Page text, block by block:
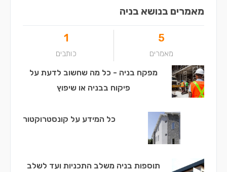
מאמרים בנושא בניה
5
מאמרים
1
כותבים
מפקח בניה - כל מה שחשוב לדעת על
פיקוח בבניה או שיפוץ
כל המידע על קונסטרוקטור
תוספות בניה משלב התכניות ועד לשלב